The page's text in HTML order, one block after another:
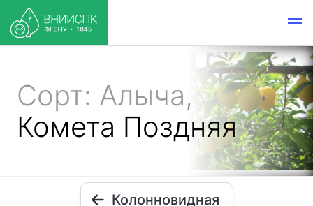
Сорт: Алыча,
Комета Поздняя
Колонновидная